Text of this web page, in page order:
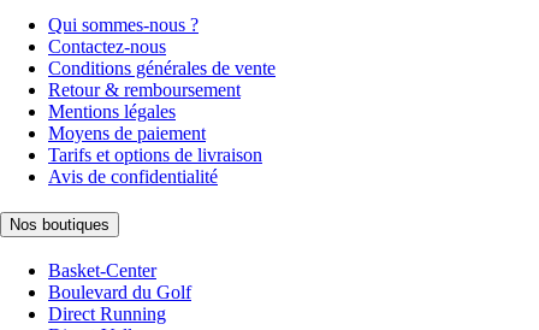
Qui sommes-nous ?
Contactez-nous
Conditions générales de vente
Retour & remboursement
Mentions légales
Moyens de paiement
Tarifs et options de livraison
Avis de confidentialité
Nos boutiques
Basket-Center
Boulevard du Golf
Direct Running